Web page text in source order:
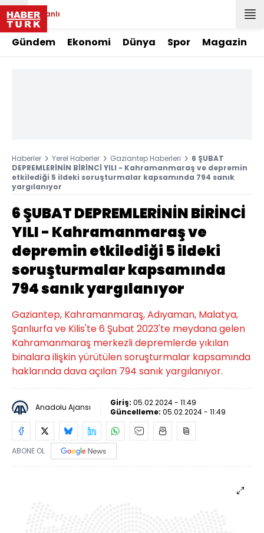
Canlı
Gündem Ekonomi Dünya Spor Magazin
Haberler Yerel Haberler Gaziantep Haberleri
6 ŞUBAT
DEPREMLERİNİN BİRİNCİ YILI - Kahramanmaraş ve depremin
etkilediği 5 ildeki soruşturmalar kapsamında 794 sanık
yargılanıyor
6 ŞUBAT DEPREMLERİNİN BİRİNCİ
YILI - Kahramanmaraş ve
depremin etkilediği 5 ildeki
soruşturmalar kapsamında
794 sanık yargılanıyor
Gaziantep, Kahramanmaraş, Adıyaman, Malatya,
Şanlıurfa ve Kilis'te 6 Şubat 2023'te meydana gelen
Kahramanmaraş merkezli depremlerde yıkılan
binalara ilişkin yürütülen soruşturmalar kapsamında
haklarında dava açılan 794 sanık yargılanıyor.
Anadolu Ajansı Giriş: 05.02.2024 - 11:49
Güncelleme: 05.02.2024 - 11:49
ABONE OL